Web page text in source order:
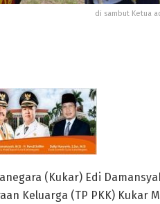
di sambut Ketua
(Kukar) Edi
Keluarga (TP PKK) Kukar